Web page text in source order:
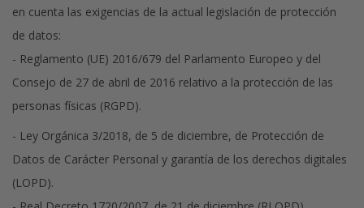
en cuenta las exigencias de la actual legislación de protección
de datos:
- Reglamento (UE) 2016/679 del Parlamento Europeo y del
Consejo de 27 de abril de 2016 relativo a la protección de las
personas físicas (RGPD).
- Ley Orgánica 3/2018, de 5 de diciembre, de Protección de
Datos de Carácter Personal y garantía de los derechos digitales
(LOPD).